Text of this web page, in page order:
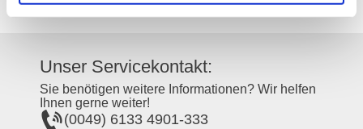
Unser Servicekontakt:
Sie benötigen weitere Informationen? Wir helfen
Ihnen gerne weiter!
(0049) 6133 4901-333